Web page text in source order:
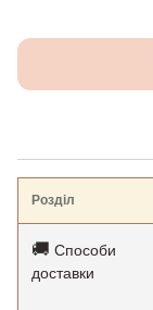
Розділ
🚚 Способи
доставки